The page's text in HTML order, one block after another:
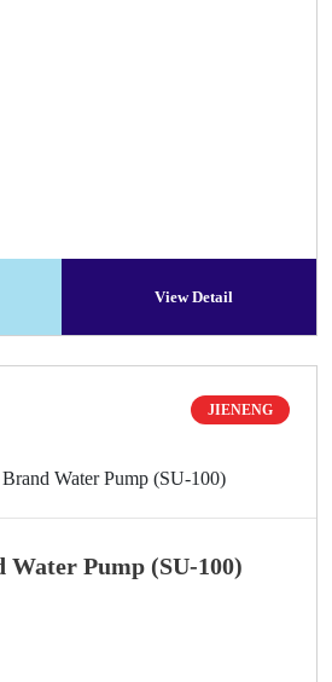
View Detail
JIENENG
Pump (SU-100)